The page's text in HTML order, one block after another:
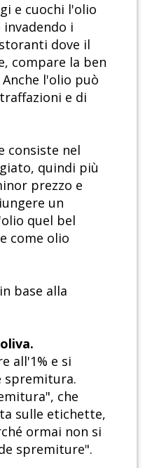
e cuochi l'olio
i
dove il
compare la ben
l'olio può
e di
consiste nel
quindi più
prezzo e
un
quel bel
come olio
base alla
all'1% e si
spremitura.
che
sulle etichette,
ormai non si
spremiture".